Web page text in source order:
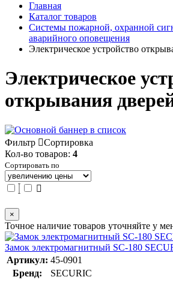
Главная
Каталог товаров
Системы пожарной, охранной
аварийного оповещения
Электрическое устройство
Электрическое
открывания
Фильтр
Сортировка
Кол-во товаров: 4
Сортировать по
×
Точное наличие товаров уточняйте у
Замок электромагнитный SC-180
Артикул: 45-0901
Бренд:
SECURIC